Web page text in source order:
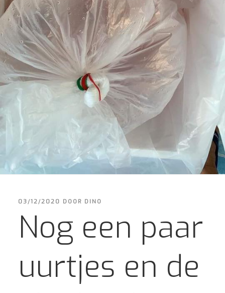
GEPLAATST
03/12/2020 DOOR DINO
Nog een paar
uurtjes en de